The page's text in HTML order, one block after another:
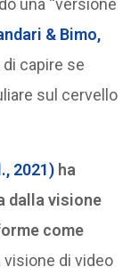
una “versione
& Bimo,
capire se
sul cervello
2021) ha
dalla visione
come
di video